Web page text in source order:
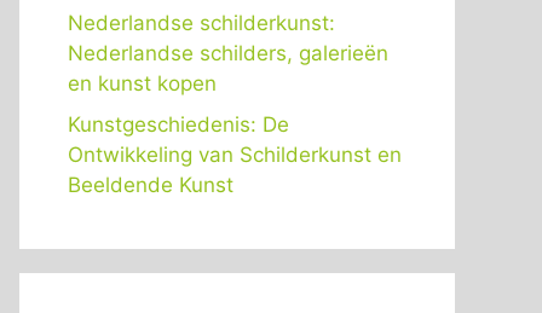
Nederlandse schilderkunst:
Nederlandse schilders, galerieën
en kunst kopen
Kunstgeschiedenis: De
Ontwikkeling van Schilderkunst en
Beeldende Kunst